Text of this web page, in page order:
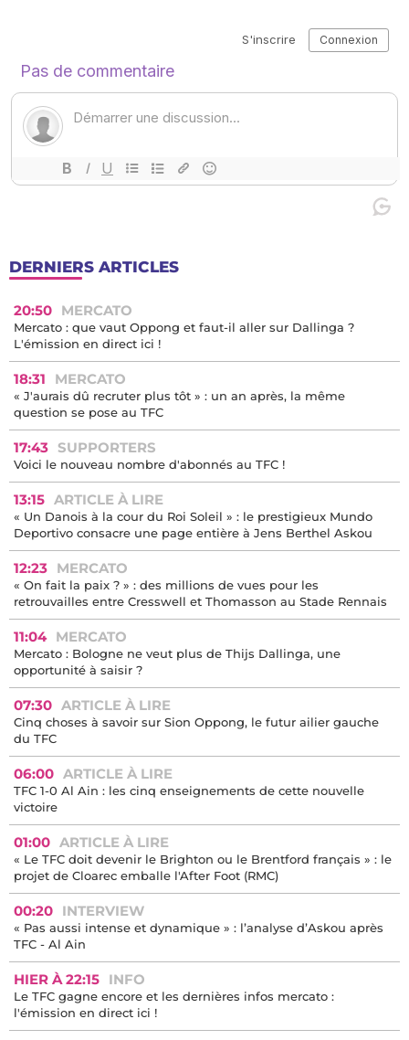
DERNIERS ARTICLES
20:50 MERCATO
Mercato : que vaut Oppong et faut-il aller sur Dallinga ?
L'émission en direct ici !
18:31 MERCATO
« J'aurais dû recruter plus tôt » : un an après, la même
question se pose au TFC
17:43 SUPPORTERS
Voici le nouveau nombre d'abonnés au TFC !
13:15 ARTICLE À LIRE
« Un Danois à la cour du Roi Soleil » : le prestigieux Mundo
Deportivo consacre une page entière à Jens Berthel Askou
12:23 MERCATO
« On fait la paix ? » : des millions de vues pour les
retrouvailles entre Cresswell et Thomasson au Stade Rennais
11:04 MERCATO
Mercato : Bologne ne veut plus de Thijs Dallinga, une
opportunité à saisir ?
07:30 ARTICLE À LIRE
Cinq choses à savoir sur Sion Oppong, le futur ailier gauche
du TFC
06:00 ARTICLE À LIRE
TFC 1-0 Al Ain : les cinq enseignements de cette nouvelle
victoire
01:00 ARTICLE À LIRE
« Le TFC doit devenir le Brighton ou le Brentford français » : le
projet de Cloarec emballe l'After Foot (RMC)
00:20 INTERVIEW
« Pas aussi intense et dynamique » : l’analyse d’Askou après
TFC - Al Ain
HIER À 22:15 INFO
Le TFC gagne encore et les dernières infos mercato :
l'émission en direct ici !